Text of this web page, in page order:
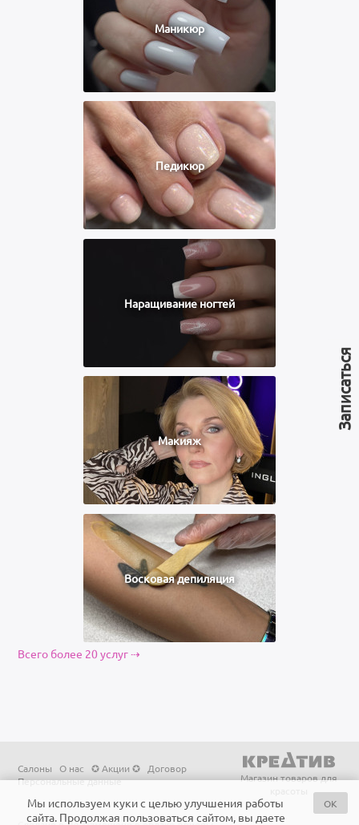
Маникюр
Педикюр
Наращивание ногтей
Макияж
Восковая депиляция
Всего более 20 услуг ⇢
Салоны О нас ✪ Акции ✪
Договор
Персональные данные
Магазин товаров для
Мы используем куки с целью улучшения работы
сайта. Продолжая пользоваться сайтом, вы даете
OK
Записаться